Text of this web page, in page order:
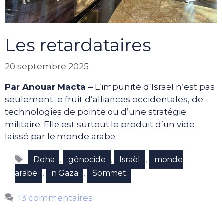
Les retardataires
20 septembre 2025
Par Anouar Macta – L’impunité d’Israël n’est pas
seulement le fruit d’alliances occidentales, de
technologies de pointe ou d’une stratégie
militaire. Elle est surtout le produit d’un vide
laissé par le monde arabe.
Étiquettes
Doha , génocide , Israël ,
monde
arabe
, n Gaza , Sommet
13 commentaires